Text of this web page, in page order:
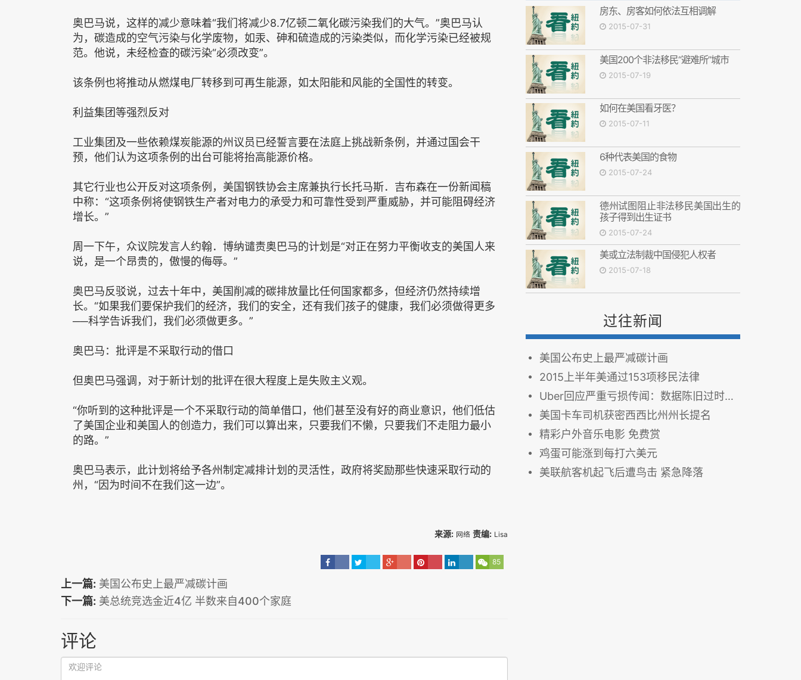
奥巴马说，这样的减少意味着“我们将减少8.7亿顿二氧化碳污染我们的大气。”奥巴马认
为，碳造成的空气污染与化学废物，如汞、砷和硫造成的污染类似，而化学污染已经被规
范。他说，未经检查的碳污染“必须改变”。
该条例也将推动从燃煤电厂转移到可再生能源，如太阳能和风能的全国性的转变。
利益集团等强烈反对
工业集团及一些依赖煤炭能源的州议员已经誓言要在法庭上挑战新条例，并通过国会干
预，他们认为这项条例的出台可能将抬高能源价格。
其它行业也公开反对这项条例，美国钢铁协会主席兼执行长托马斯．吉布森在一份新闻稿
中称：“这项条例将使钢铁生产者对电力的承受力和可靠性受到严重威胁，并可能阻碍经济
增长。”
周一下午，众议院发言人约翰．博纳谴责奥巴马的计划是“对正在努力平衡收支的美国人来
说，是一个昂贵的，傲慢的侮辱。”
奥巴马反驳说，过去十年中，美国削减的碳排放量比任何国家都多，但经济仍然持续增
长。“如果我们要保护我们的经济，我们的安全，还有我们孩子的健康，我们必须做得更多
──科学告诉我们，我们必须做更多。”
奥巴马：批评是不采取行动的借口
但奥巴马强调，对于新计划的批评在很大程度上是失败主义观。
“你听到的这种批评是一个不采取行动的简单借口，他们甚至没有好的商业意识，他们低估
了美国企业和美国人的创造力，我们可以算出来，只要我们不懒，只要我们不走阻力最小
的路。”
奥巴马表示，此计划将给予各州制定减排计划的灵活性，政府将奖励那些快速采取行动的
州，“因为时间不在我们这一边”。
来源: 网络 责编: Lisa
85
上一篇: 美国公布史上最严减碳计画
下一篇: 美总统竞选金近4亿 半数来自400个家庭
评论
房东、房客如何依法互相调解
2015-07-31
美国200个非法移民“避难所”城市
2015-07-19
如何在美国看牙医？
2015-07-11
6种代表美国的食物
2015-07-24
德州试图阻止非法移民美国出生的
孩子得到出生证书
2015-07-24
美或立法制裁中国侵犯人权者
2015-07-18
过往新闻
美国公布史上最严减碳计画
2015上半年美通过153项移民法律
Uber回应严重亏损传闻：数据陈旧过时不可信
美国卡车司机获密西西比州州长提名
精彩户外音乐电影 免费赏
鸡蛋可能涨到每打六美元
美联航客机起飞后遭鸟击 紧急降落